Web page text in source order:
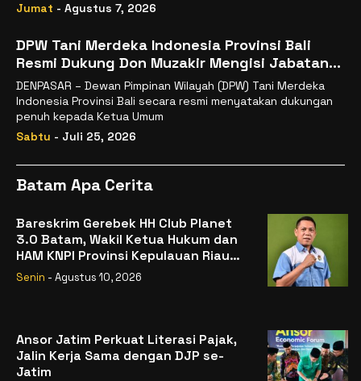
Jumat - Agustus 7, 2026
DPW Tani Merdeka Indonesia Provinsi Bali
Resmi Dukung Don Muzakir Mengisi Jabatan
Wakil Menteri Pertanian RI
DENPASAR – Dewan Pimpinan Wilayah (DPW) Tani Merdeka
Indonesia Provinsi Bali secara resmi menyatakan dukungan
penuh kepada Ketua Umum
Sabtu - Juli 25, 2026
Batam Apa Cerita
Bareskrim Gerebek HH Club Planet
3.0 Batam, Wakil Ketua Hukum dan
HAM KNPI Provinsi Kepulauan Riau
mengapresiasi Polri
Senin - Agustus 10, 2026
Ansor Jatim Perkuat Literasi Pajak,
Jalin Kerja Sama dengan DJP se-
Jatim